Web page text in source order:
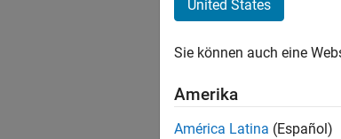
United States
Sie können auch eine
Amerika
América Latina (Español)